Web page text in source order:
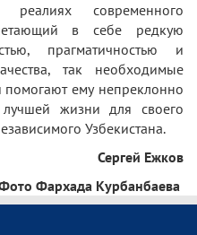
современного
в себе редкую
прагматичностью и
так необходимые
помогают ему непреклонно
жизни для своего
Узбекистана.
Сергей Ежков
Фархада Курбанбаева